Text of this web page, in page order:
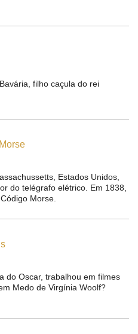
filho caçula do rei
Estados Unidos,
do telégrafo elétrico. Em 1838,
Morse.
do Oscar, trabalhou em filmes
Medo de Virgínia Woolf?